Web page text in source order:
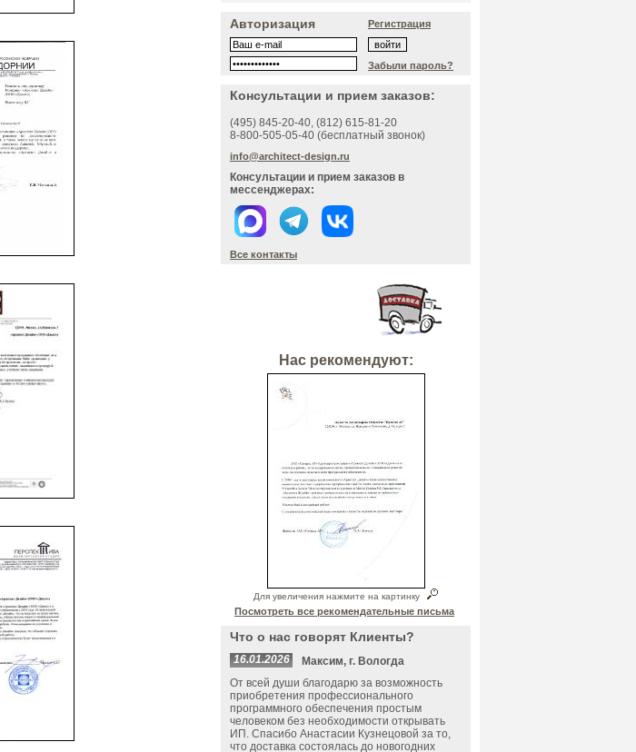
Авторизация Регистрация
Забыли пароль?
Консультации и прием заказов:
(495) 845-20-40, (812) 615-81-20
8-800-505-05-40 (бесплатный звонок)
info@architect-design.ru
Консультации и прием заказов в
мессенджерах:
Все контакты
Нас рекомендуют:
Для увеличения нажмите на картинку
Посмотреть все рекомендательные письма
Что о нас говорят Клиенты?
16.01.2026
Максим, г. Вологда
От всей души благодарю за возможность
приобретения профессионального
программного обеспечения простым
человеком без необходимости открывать
ИП. Спасибо Анастасии Кузнецовой за то,
что доставка состоялась до новогодних